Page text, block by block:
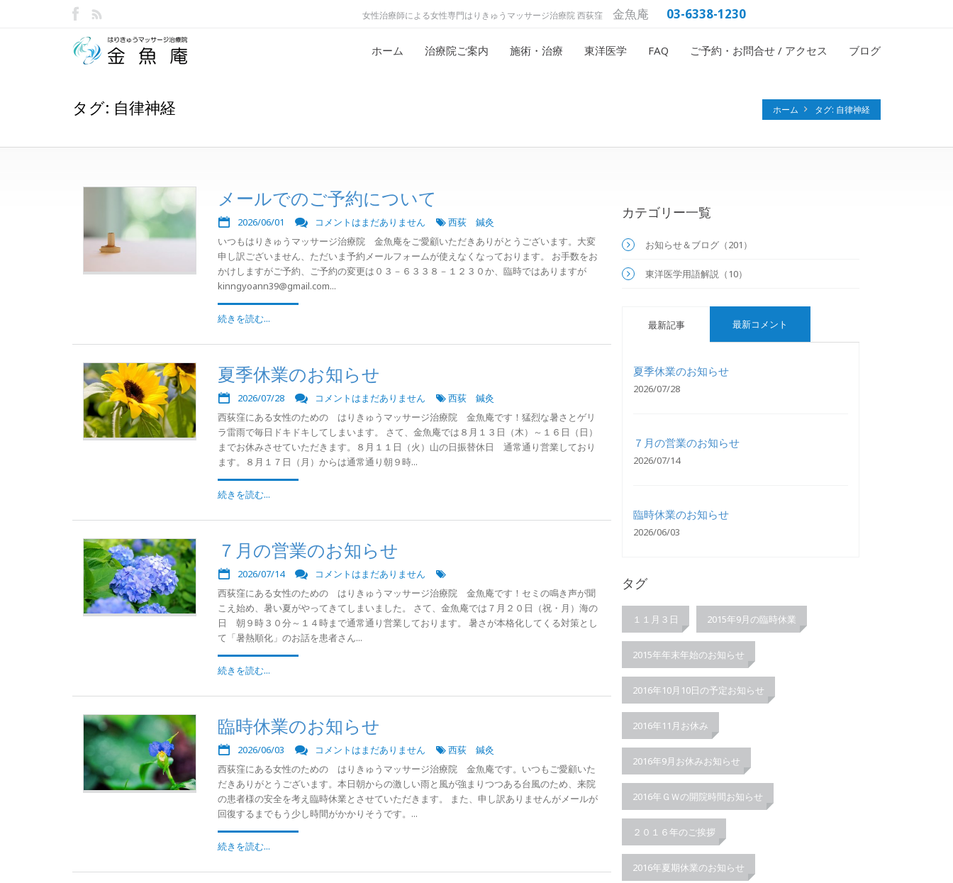
女性治療師による女性専門はりきゅうマッサージ治療院 西荻窪 金魚庵 03-6338-1230
ホーム 治療院ご案内 施術・治療 東洋医学 FAQ ご予約・お問合せ / アクセス ブログ
タグ: 自律神経 ホーム タグ: 自律神経
メールでのご予約について
2026/06/01 コメントはまだありません
西荻 鍼灸
いつもはりきゅうマッサージ治療院 金魚庵をご愛顧いただきありがとうございます。大変
申し訳ございません、ただいま予約メールフォームが使えなくなっております。 お手数をお
かけしますがご予約、ご予約の変更は０３－６３３８－１２３０か、臨時ではありますが
kinngyoann39@gmail.com...
続きを読む...
夏季休業のお知らせ
2026/07/28 コメントはまだありません
西荻 鍼灸
西荻窪にある女性のための はりきゅうマッサージ治療院 金魚庵です！猛烈な暑さとゲリ
ラ雷雨で毎日ドキドキしてしまいます。 さて、金魚庵では８月１３日（木）～１６日（日）
までお休みさせていただきます。８月１１日（火）山の日振替休日 通常通り営業しており
ます。８月１７日（月）からは通常通り朝９時...
続きを読む...
７月の営業のお知らせ
2026/07/14
コメントはまだありません
西荻窪にある女性のための はりきゅうマッサージ治療院 金魚庵です！セミの鳴き声が聞
こえ始め、暑い夏がやってきてしまいました。 さて、金魚庵では７月２０日（祝・月）海の
日 朝９時３０分～１４時まで通常通り営業しております。 暑さが本格化してくる対策とし
て「暑熱順化」のお話を患者さん...
続きを読む...
臨時休業のお知らせ
2026/06/03 コメントはまだありません
西荻 鍼灸
西荻窪にある女性のための はりきゅうマッサージ治療院 金魚庵です。いつもご愛顧いた
だきありがとうございます。本日朝からの激しい雨と風が強まりつつある台風のため、来院
の患者様の安全を考え臨時休業とさせていただきます。 また、申し訳ありませんがメールが
回復するまでもう少し時間がかかりそうです。...
続きを読む...
カテゴリー一覧
お知らせ＆ブログ（201）
東洋医学用語解説（10）
最新記事 最新コメント
夏季休業のお知らせ
2026/07/28
７月の営業のお知らせ
2026/07/14
臨時休業のお知らせ
2026/06/03
タグ
１１月３日 2015年9月の臨時休業
2015年年末年始のお知らせ
2016年10月10日の予定お知らせ
2016年11月お休み
2016年9月お休みお知らせ
2016年ＧＷの開院時間お知らせ
２０１６年のご挨拶
2016年夏期休業のお知らせ